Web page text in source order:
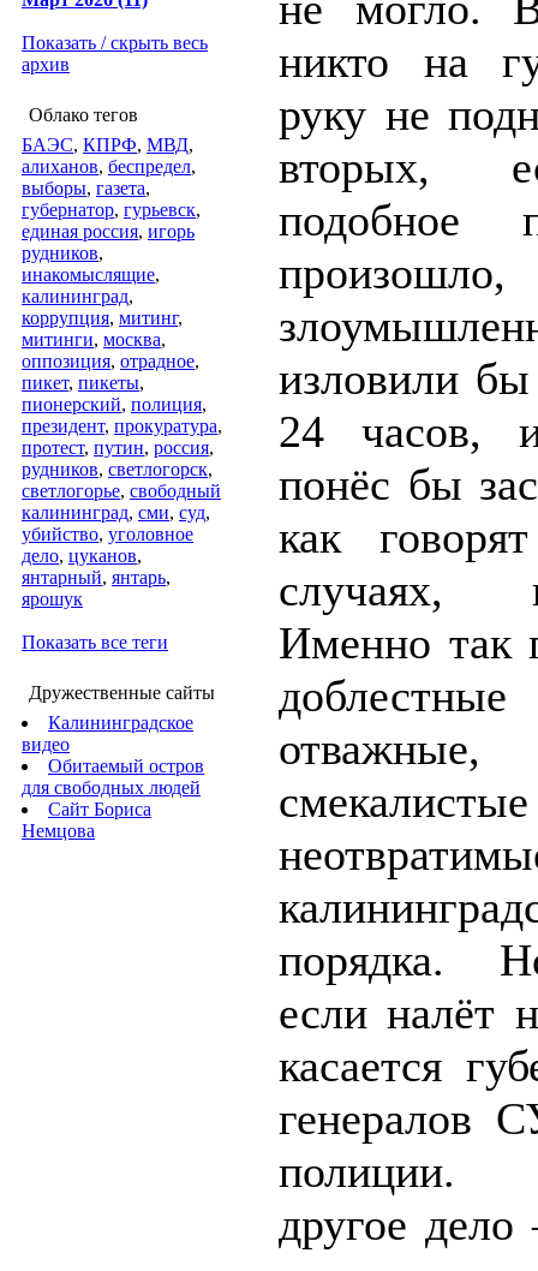
Показать / скрыть весь
архив
Облако тегов
БАЭС, КПРФ, МВД,
алиханов, беспредел,
выборы, газета,
губернатор, гурьевск,
единая россия, игорь
рудников,
инакомыслящие,
калининград,
коррупция, митинг,
митинги, москва,
оппозиция, отрадное,
пикет, пикеты,
пионерский, полиция,
президент, прокуратура,
протест, путин, россия,
рудников, светлогорск,
светлогорье, свободный
калининград, сми, суд,
убийство, уголовное
дело, цуканов,
янтарный, янтарь,
ярошук
Показать все теги
Дружественные сайты
Калининградское
видео
Обитаемый остров
для свободных людей
Сайт Бориса
Немцова
никто на
руку не
вторых,
подобное
произошло,
изловили
24 часов,
понёс бы
как
случаях,
Именно так
отважные,
порядка.
если налёт
касается
генералов
полиции.
другое